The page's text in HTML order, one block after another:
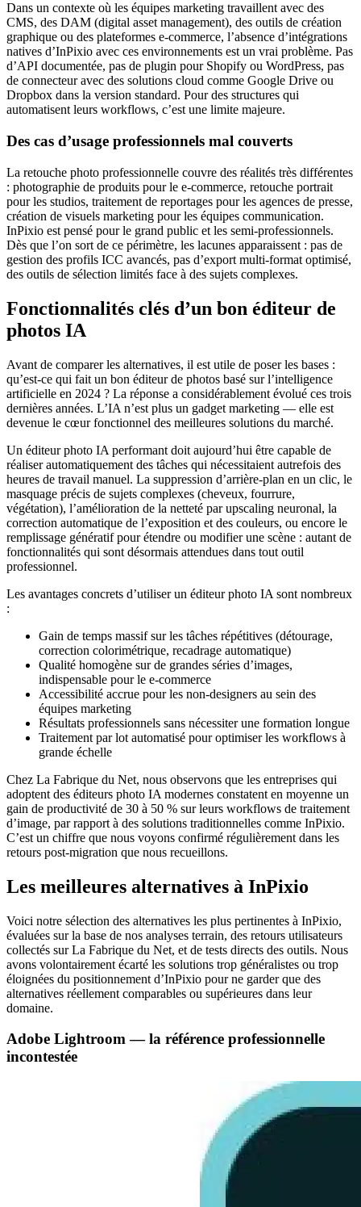
Dans un contexte où les équipes marketing travaillent avec des
CMS, des DAM (digital asset management), des outils de création
graphique ou des plateformes e-commerce, l’absence d’intégrations
natives d’InPixio avec ces environnements est un vrai problème. Pas
d’API documentée, pas de plugin pour Shopify ou WordPress, pas
de connecteur avec des solutions cloud comme Google Drive ou
Dropbox dans la version standard. Pour des structures qui
automatisent leurs workflows, c’est une limite majeure.
Des cas d’usage professionnels mal couverts
La retouche photo professionnelle couvre des réalités très différentes
: photographie de produits pour le e-commerce, retouche portrait
pour les studios, traitement de reportages pour les agences de presse,
création de visuels marketing pour les équipes communication.
InPixio est pensé pour le grand public et les semi-professionnels.
Dès que l’on sort de ce périmètre, les lacunes apparaissent : pas de
gestion des profils ICC avancés, pas d’export multi-format optimisé,
des outils de sélection limités face à des sujets complexes.
Fonctionnalités clés d’un bon éditeur de
photos IA
Avant de comparer les alternatives, il est utile de poser les bases :
qu’est-ce qui fait un bon éditeur de photos basé sur l’intelligence
artificielle en 2024 ? La réponse a considérablement évolué ces trois
dernières années. L’IA n’est plus un gadget marketing — elle est
devenue le cœur fonctionnel des meilleures solutions du marché.
Un éditeur photo IA performant doit aujourd’hui être capable de
réaliser automatiquement des tâches qui nécessitaient autrefois des
heures de travail manuel. La suppression d’arrière-plan en un clic, le
masquage précis de sujets complexes (cheveux, fourrure,
végétation), l’amélioration de la netteté par upscaling neuronal, la
correction automatique de l’exposition et des couleurs, ou encore le
remplissage génératif pour étendre ou modifier une scène : autant de
fonctionnalités qui sont désormais attendues dans tout outil
professionnel.
Les avantages concrets d’utiliser un éditeur photo IA sont nombreux
:
Gain de temps massif sur les tâches répétitives (détourage,
correction colorimétrique, recadrage automatique)
Qualité homogène sur de grandes séries d’images,
indispensable pour le e-commerce
Accessibilité accrue pour les non-designers au sein des
équipes marketing
Résultats professionnels sans nécessiter une formation longue
Traitement par lot automatisé pour optimiser les workflows à
grande échelle
Chez La Fabrique du Net, nous observons que les entreprises qui
adoptent des éditeurs photo IA modernes constatent en moyenne un
gain de productivité de 30 à 50 % sur leurs workflows de traitement
d’image, par rapport à des solutions traditionnelles comme InPixio.
C’est un chiffre que nous voyons confirmé régulièrement dans les
retours post-migration que nous recueillons.
Les meilleures alternatives à InPixio
Voici notre sélection des alternatives les plus pertinentes à InPixio,
évaluées sur la base de nos analyses terrain, des retours utilisateurs
collectés sur La Fabrique du Net, et de tests directs des outils. Nous
avons volontairement écarté les solutions trop généralistes ou trop
éloignées du positionnement d’InPixio pour ne garder que des
alternatives réellement comparables ou supérieures dans leur
domaine.
Adobe Lightroom — la référence professionnelle
incontestée